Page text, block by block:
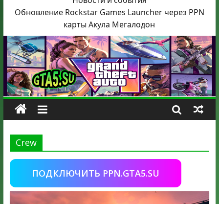
Обновление Rockstar Games Launcher через PPN
карты Акула Мегалодон
Crew
ПОДКЛЮЧИТЬ PPN.GTA5.SU